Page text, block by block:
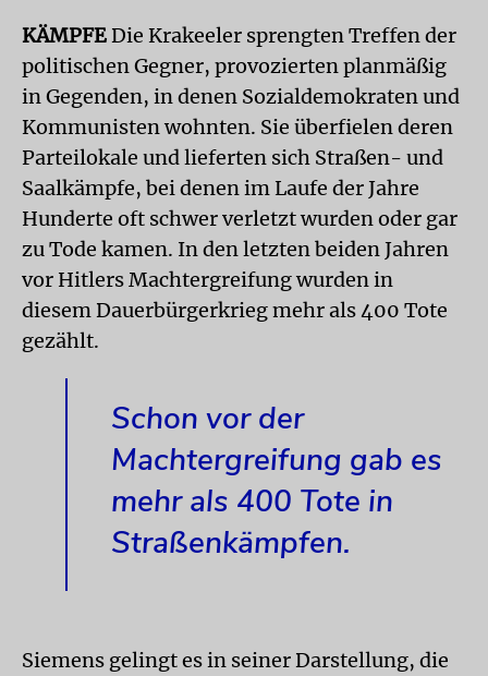
KÄMPFE Die Krakeeler sprengten Treffen der
politischen Gegner, provozierten planmäßig
in Gegenden, in denen Sozialdemokraten und
Kommunisten wohnten. Sie überfielen deren
Parteilokale und lieferten sich Straßen- und
Saalkämpfe, bei denen im Laufe der Jahre
Hunderte oft schwer verletzt wurden oder gar
zu Tode kamen. In den letzten beiden Jahren
vor Hitlers Machtergreifung wurden in
diesem Dauerbürgerkrieg mehr als 400 Tote
gezählt.
Schon vor der
Machtergreifung gab es
mehr als 400 Tote in
Straßenkämpfen.
Siemens gelingt es in seiner Darstellung, die